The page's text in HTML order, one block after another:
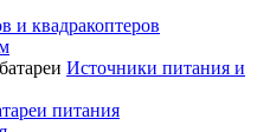
и квадракоптеров
Источники питания и
питания